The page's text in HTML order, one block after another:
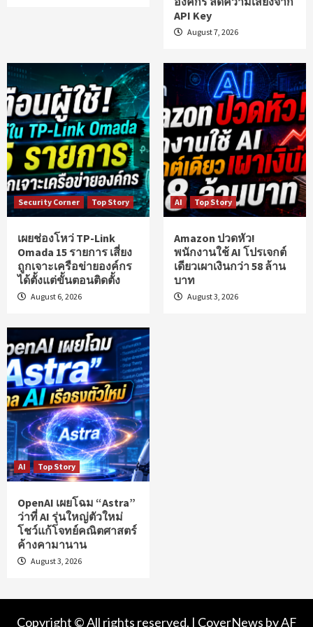
API Key
August 7, 2026
Security Corner Top Story
เผยช่องโหว่ TP-Link
Omada 15 รายการ เสี่ยง
ถูกเจาะเครือข่ายองค์กร
ได้ตั้งแต่ขั้นตอนติดตั้ง
August 6, 2026
AI Top Story
Amazon ปวดหัว!
พนักงานใช้ AI โปรเจกต์
เดียวเผาเงินกว่า 58 ล้าน
บาท
August 3, 2026
AI Top Story
OpenAI เผยโฉม “Astra”
ว่าที่ AI รุ่นใหญ่ตัวใหม่
โชว์แก้โจทย์คณิตศาสตร์
ค้างคามานาน
August 3, 2026
Copyright © All rights reserved. | CoverNews by AF